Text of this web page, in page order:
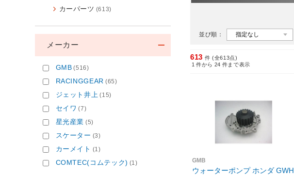
並び順：
613 件 (全613点)
1 件から 24 件まで表示
GMB
ウォーターポンプ ホンダ GWH
カーパーツ (613)
メーカー
GMB (516)
RACINGGEAR (65)
ジェット井上 (15)
セイワ (7)
星光産業 (5)
スケーター (3)
カーメイト (1)
COMTEC(コムテック) (1)